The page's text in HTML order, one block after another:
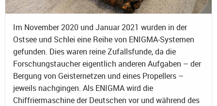
Im November 2020 und Januar 2021 wurden in der
Ostsee und Schlei eine Reihe von ENIGMA-Systemen
gefunden. Dies waren reine Zufallsfunde, da die
Forschungstaucher eigentlich anderen Aufgaben – der
Bergung von Geisternetzen und eines Propellers –
jeweils nachgingen. Als ENIGMA wird die
Chiffriermaschine der Deutschen vor und während des